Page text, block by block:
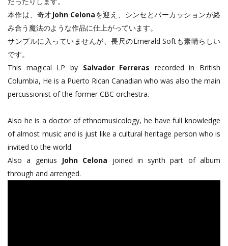
本作は、奇才John Celonaを迎え、シンセとパーカッションが絡
み合う魔法のような作品に仕上がっています。
サンプルに入っていませんが、長尺のEmerald Softも素晴らしい
です。
This magical LP by Salvador Ferreras recorded in British
Columbia, He is a Puerto Rican Canadian who was also the main
percussionist of the former CBC orchestra.
Also he is a doctor of ethnomusicology, he have full knowledge
of almost music and is just like a cultural heritage person who is
invited to the world.
Also a genius
John Celona joined in synth part of album
through and arrenged.